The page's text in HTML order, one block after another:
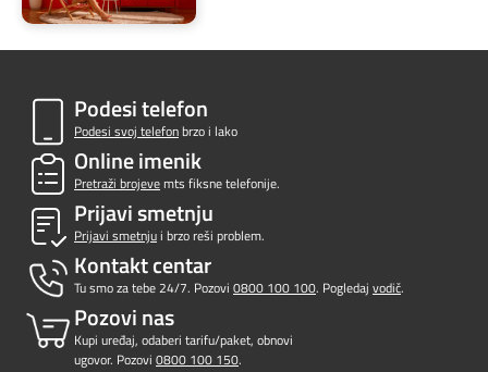
Podesi telefon
Podesi svoj telefonbrzo i lako
Online imenik
Pretraži brojevemts fiksne telefonije.
Prijavi smetnju
Prijavi smetnjui brzo reši problem.
Kontakt centar
Tu smo za tebe 24/7. Pozovi 0800 100 100. Pogledaj vodič.
Pozovi nas
Kupi uređaj, odaberi tarifu/paket, obnovi
ugovor. Pozovi 0800 100 150.